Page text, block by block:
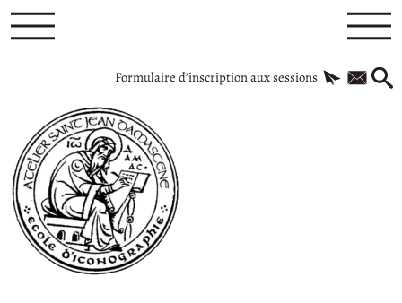
Formulaire d’inscription aux sessions